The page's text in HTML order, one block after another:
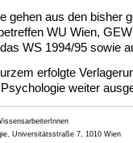
gehen aus den bisher
WU Wien,
WS 1994/95 sowie
erfolgte
weiter
Universitätsstraße 7, 1010 Wien